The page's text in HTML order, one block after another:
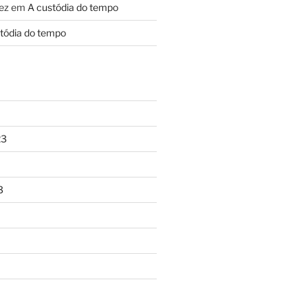
em A custódia do tempo
do tempo